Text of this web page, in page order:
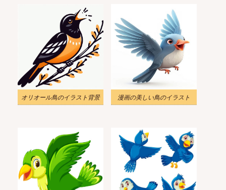
オリオール鳥のイラスト背景 漫画の美しい鳥のイラスト